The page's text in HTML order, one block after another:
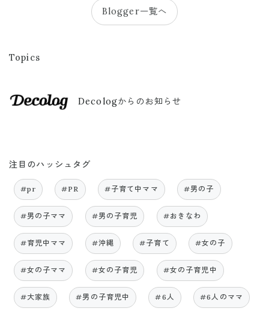
Blogger一覧へ
Topics
Decologからのお知らせ
注目のハッシュタグ
#pr #PR #子育て中ママ #男の子
#男の子ママ #男の子育児 #おきなわ
#育児中ママ #沖縄 #子育て #女の子
#女の子ママ #女の子育児 #女の子育児中
#大家族 #男の子育児中 #6人 #6人のママ